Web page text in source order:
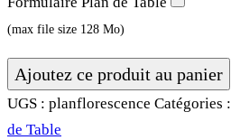
(max file size 128 Mo)
quantité
de
Plan
Ajoutez ce produit au panier
UGS : planflorescence Catégories :
de Table